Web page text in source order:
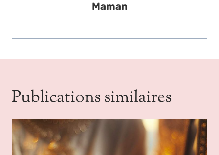
Maman
Publications similaires